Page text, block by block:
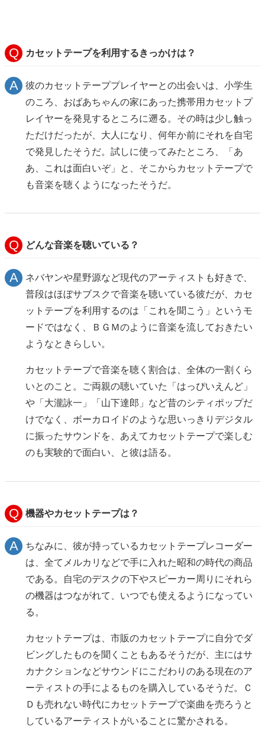
カセットテープを利用するきっかけは？
彼のカセットテーププレイヤーとの出会いは、小学生
のころ、おばあちゃんの家にあった携帯用カセットプ
レイヤーを発見するところに遡る。その時は少し触っ
ただけだったが、大人になり、何年か前にそれを自宅
で発見したそうだ。試しに使ってみたところ、「あ
あ、これは面白いぞ」と、そこからカセットテープで
も音楽を聴くようになったそうだ。
どんな音楽を聴いている？
ネバヤンや星野源など現代のアーティストも好きで、
普段はほぼサブスクで音楽を聴いている彼だが、カセ
ットテープを利用するのは「これを聞こう」というモ
ードではなく、ＢＧＭのように音楽を流しておきたい
ようなときらしい。
カセットテープで音楽を聴く割合は、全体の一割くら
いとのこと。ご両親の聴いていた「はっぴいえんど」
や「大瀧詠一」「山下達郎」など昔のシティポップだ
けでなく、ボーカロイドのような思いっきりデジタル
に振ったサウンドを、あえてカセットテープで楽しむ
のも実験的で面白い、と彼は語る。
機器やカセットテープは？
ちなみに、彼が持っているカセットテープレコーダー
は、全てメルカリなどで手に入れた昭和の時代の商品
である。自宅のデスクの下やスピーカー周りにそれら
の機器はつながれて、いつでも使えるようになってい
る。
カセットテープは、市販のカセットテープに自分でダ
ビングしたものを聞くこともあるそうだが、主にはサ
カナクションなどサウンドにこだわりのある現在のア
ーティストの手によるものを購入しているそうだ。Ｃ
Ｄも売れない時代にカセットテープで楽曲を売ろうと
しているアーティストがいることに驚かされる。